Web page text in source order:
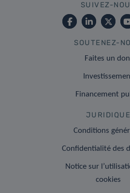
SUIVEZ-
SOUTENEZ-
Faites un don
Financement
JURIDIQUE
Conditions
Confidentialité des
Notice sur
cookies